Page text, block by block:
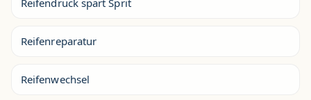
Reifendruck spart Sprit
Reifenreparatur
Reifenwechsel